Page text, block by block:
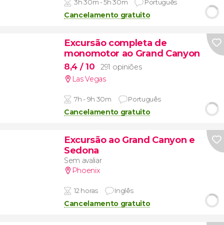
3h 30m - 5h 30m Português
Cancelamento gratuito
Excursão completa de
monomotor ao Grand Canyon
8,4 / 10
291 opiniões
Las Vegas
7h - 9h 30m Português
Cancelamento gratuito
Excursão ao Grand Canyon e
Sedona
Sem avaliar
Phoenix
12 horas Inglês
Cancelamento gratuito